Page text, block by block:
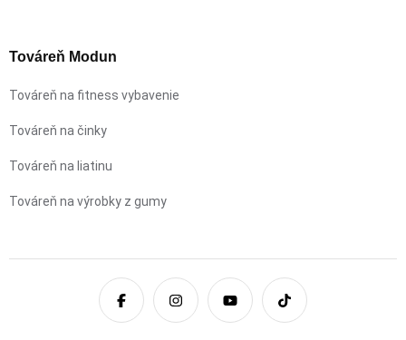
Továreň Modun
Továreň na fitness vybavenie
Továreň na činky
Továreň na liatinu
Továreň na výrobky z gumy